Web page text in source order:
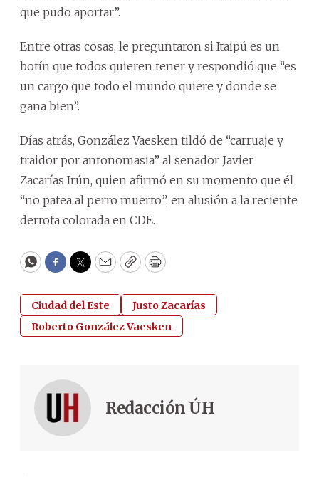
que pudo aportar”.
Entre otras cosas, le preguntaron si Itaipú es un
botín que todos quieren tener y respondió que “es
un cargo que todo el mundo quiere y donde se
gana bien”.
Días atrás, González Vaesken tildó de “carruaje y
traidor por antonomasia” al senador Javier
Zacarías Irún, quien afirmó en su momento que él
“no patea al perro muerto”, en alusión a la reciente
derrota colorada en CDE.
WhatsApp
Facebook
Twitter
EmailCopyPrint
Ciudad del Este
Justo Zacarías
Roberto González Vaesken
Redacción ÚH